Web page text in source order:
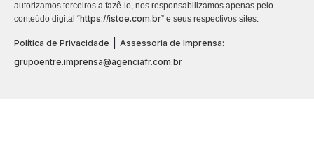
autorizamos terceiros a fazê-lo, nos responsabilizamos apenas pelo
conteúdo digital “https://istoe.com.br” e seus respectivos sites.
Política de Privacidade
Assessoria de Imprensa:
grupoentre.imprensa@agenciafr.com.br